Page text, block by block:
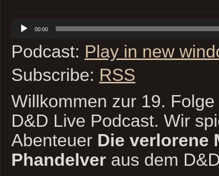
Audio-
Player
00:00
Podcast: Play in new
Subscribe: RSS
Willkommen zur 19.
D&D Live Podcast. Wir
Abenteuer Die verlorene
Phandelveraus dem